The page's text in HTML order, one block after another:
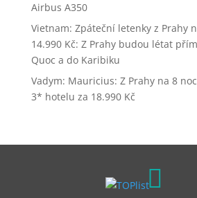
Airbus A350
Vietnam: Zpáteční letenky z Prahy
14.990 Kč: Z Prahy budou létat
Quoc a do Karibiku
Vadym: Mauricius: Z Prahy na 8
3* hotelu za 18.990 Kč
